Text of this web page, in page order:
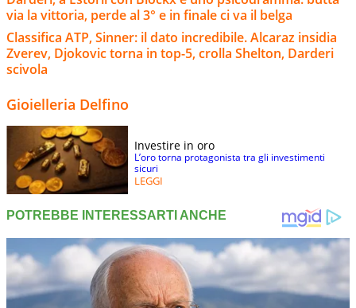
via la vittoria, perde al 3° e in finale ci va il belga
Classifica ATP, Sinner: il dato incredibile. Alcaraz insidia
Zverev, Djokovic torna in top-5, crolla Shelton, Darderi
scivola
Gioielleria Delfino
Investire in oro
L’oro torna protagonista tra gli investimenti
sicuri
LEGGI